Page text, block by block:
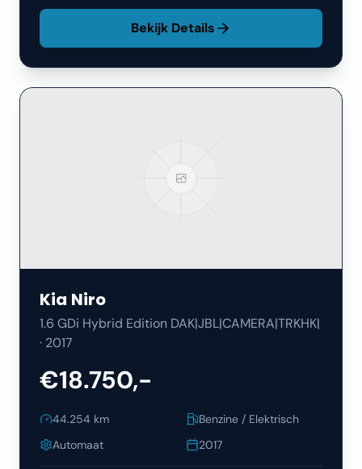
Bekijk Details
Kia Niro
1.6 GDi Hybrid Edition DAK|JBL|CAMERA|TRKHK|
· 2017
€18.750,-
44.254 km
Benzine / Elektrisch
Automaat
2017